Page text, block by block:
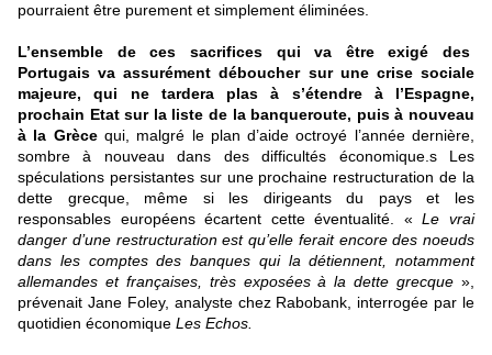
pourraient être purement et simplement éliminées.
L’ensemble de ces sacrifices qui va être exigé des
Portugais va assurément déboucher sur une crise sociale
majeure, qui ne tardera plas à s’étendre à l’Espagne,
prochain Etat sur la liste de la banqueroute, puis à nouveau
à la Grècequi, malgré le plan d’aide octroyé l’année dernière,
sombre à nouveau dans des difficultés économique.s Les
spéculations persistantes sur une prochaine restructuration de la
dette grecque, même si les dirigeants du pays et les
responsables européens écartent cette éventualité. «Le vrai
danger d’une restructuration est qu’elle ferait encore des noeuds
dans les comptes des banques qui la détiennent, notamment
allemandes et françaises, très exposées à la dette grecque »,
prévenait Jane Foley, analyste chez Rabobank, interrogée par le
quotidien économique Les Echos.